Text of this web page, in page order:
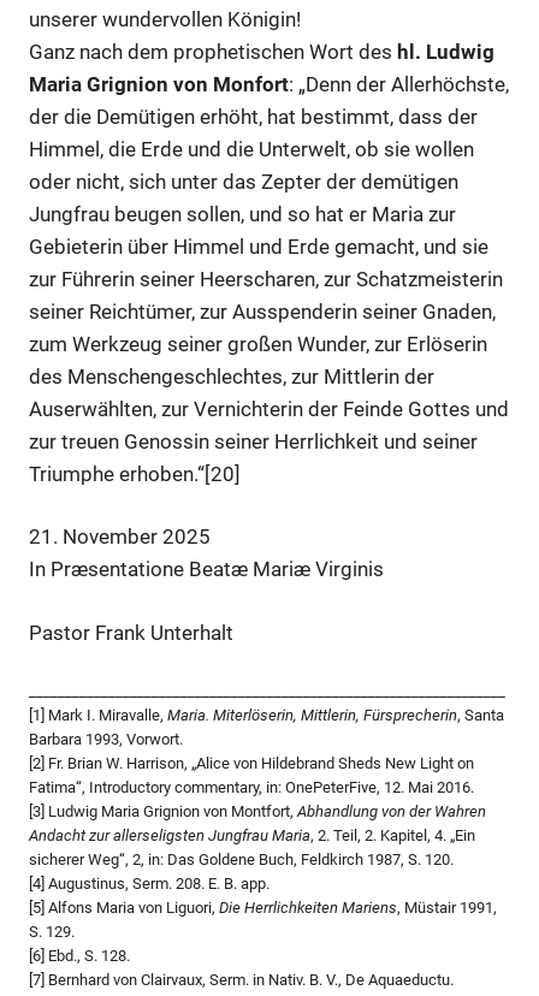
unserer wundervollen Königin!
Ganz nach dem prophetischen Wort des hl. Ludwig
Maria Grignion von Monfort: „Denn der Allerhöchste,
der die Demütigen erhöht, hat bestimmt, dass der
Himmel, die Erde und die Unterwelt, ob sie wollen
oder nicht, sich unter das Zepter der demütigen
Jungfrau beugen sollen, und so hat er Maria zur
Gebieterin über Himmel und Erde gemacht, und sie
zur Führerin seiner Heerscharen, zur Schatzmeisterin
seiner Reichtümer, zur Ausspenderin seiner Gnaden,
zum Werkzeug seiner großen Wunder, zur Erlöserin
des Menschengeschlechtes, zur Mittlerin der
Auserwählten, zur Vernichterin der Feinde Gottes und
zur treuen Genossin seiner Herrlichkeit und seiner
Triumphe erhoben.“[20]
21. November 2025
In Præsentatione Beatæ Mariæ Virginis
Pastor Frank Unterhalt
[1] Mark I. Miravalle, Maria. Miterlöserin, Mittlerin, Fürsprecherin, Santa
Barbara 1993, Vorwort.
[2] Fr. Brian W. Harrison, „Alice von Hildebrand Sheds New Light on
Fatima“, Introductory commentary, in: OnePeterFive, 12. Mai 2016.
[3] Ludwig Maria Grignion von Montfort,Abhandlung von der Wahren
Andacht zur allerseligsten Jungfrau Maria, 2. Teil, 2. Kapitel, 4. „Ein
sicherer Weg“, 2, in: Das Goldene Buch, Feldkirch 1987, S. 120.
[4] Augustinus, Serm. 208. E. B. app.
[5] Alfons Maria von Liguori, Die Herrlichkeiten Mariens, Müstair 1991,
S. 129.
[6] Ebd., S. 128.
[7] Bernhard von Clairvaux, Serm. in Nativ. B. V., De Aquaeductu.